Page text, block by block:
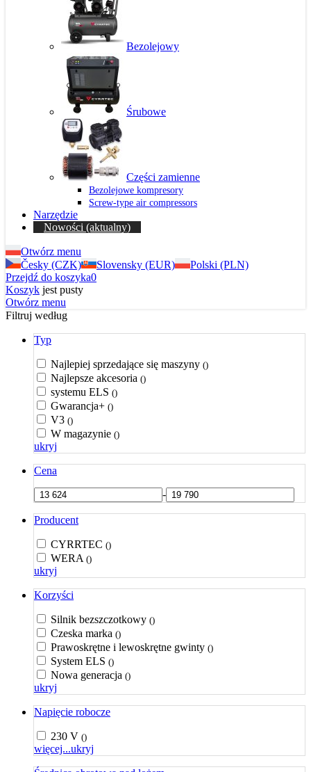
Bezolejowy
Śrubowe
Części zamienne
Bezolejowe kompresory
Screw-type air compressors
Narzędzie
Nowości (aktualny)
Otwórz menu
Česky (CZK)
Slovensky (EUR)
Polski (PLN)
Przejdź do koszyka0
Koszyk jest pusty
Otwórz menu
Filtruj według
Typ
Najlepiej sprzedające się maszyny ()
Najlepsze akcesoria ()
systemu ELS ()
Gwarancja+ ()
V3 ()
W magazynie ()
ukryj
Cena
-
Producent
CYRRTEC ()
WERA ()
ukryj
Korzyści
Silnik bezszczotkowy ()
Czeska marka ()
Prawoskrętne i lewoskrętne gwinty ()
System ELS ()
Nowa generacja ()
ukryj
Napięcie robocze
230 V ()
więcej...ukryj